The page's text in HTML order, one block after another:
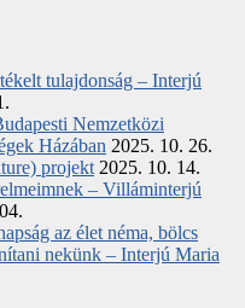
tulajdonság – Interjú
Nemzetközi
Házában 2025. 10. 26.
projekt 2025. 10. 14.
– Villáminterjú
az élet néma, bölcs
nekünk – Interjú Maria